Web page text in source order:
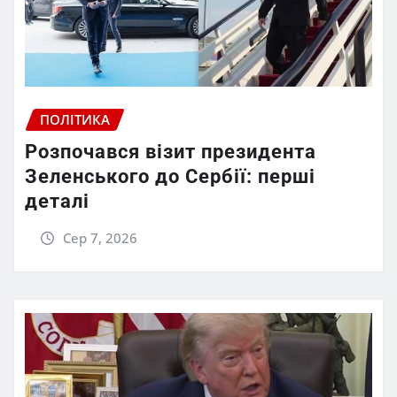
ПОЛІТИКА
Розпочався візит президента
Зеленського до Сербії: перші
деталі
Сер 7, 2026